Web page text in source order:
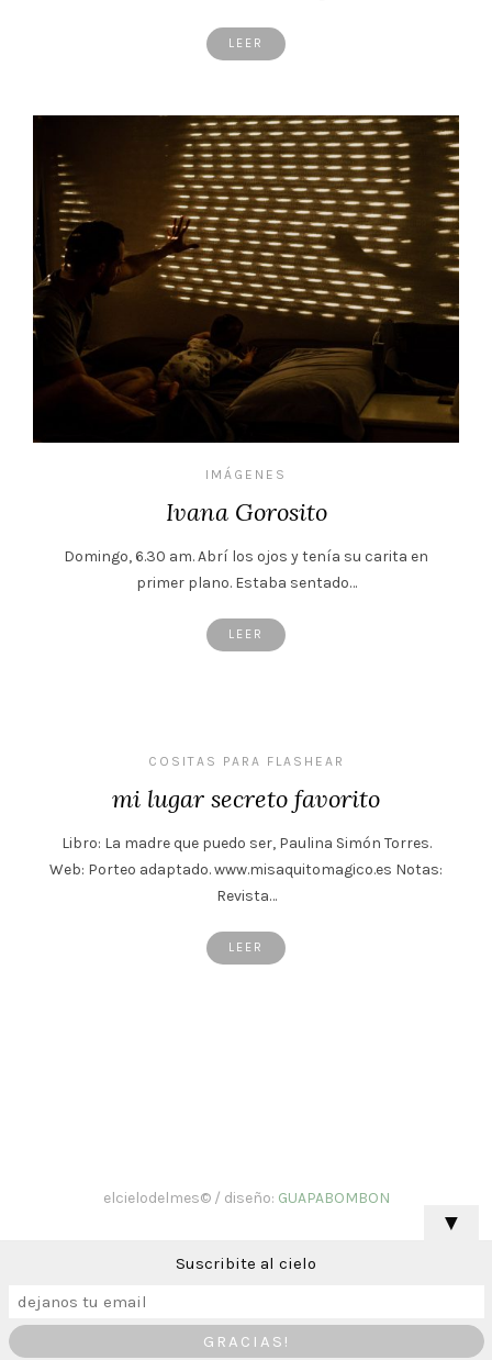
LEER
IMÁGENES
Ivana Gorosito
Domingo, 6.30 am. Abrí los ojos y tenía su carita en
primer plano. Estaba sentado…
LEER
COSITAS PARA FLASHEAR
mi lugar secreto favorito
Libro: La madre que puedo ser, Paulina Simón Torres.
Web: Porteo adaptado. www.misaquitomagico.es Notas:
Revista…
LEER
elcielodelmes© / diseño: GUAPABOMBON
▼
Suscribite al cielo